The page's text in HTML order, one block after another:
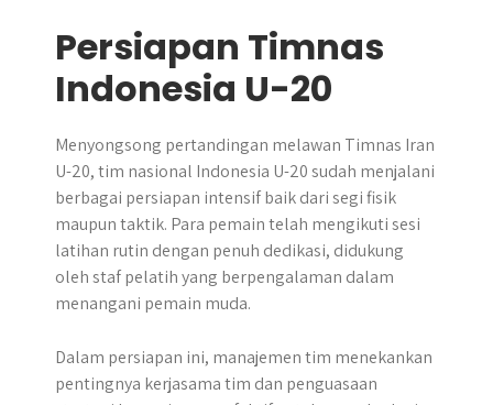
Persiapan Timnas
Indonesia U-20
Menyongsong pertandingan melawan Timnas Iran
U-20, tim nasional Indonesia U-20 sudah menjalani
berbagai persiapan intensif baik dari segi fisik
maupun taktik. Para pemain telah mengikuti sesi
latihan rutin dengan penuh dedikasi, didukung
oleh staf pelatih yang berpengalaman dalam
menangani pemain muda.
Dalam persiapan ini, manajemen tim menekankan
pentingnya kerjasama tim dan penguasaan